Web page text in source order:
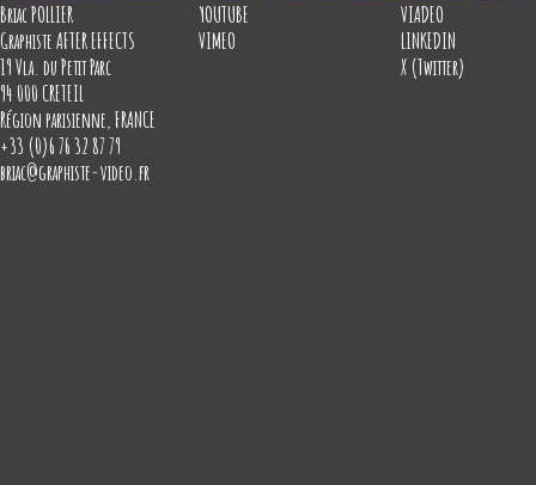
Briac POLLIER
Graphiste AFTER EFFECTS
19 Vla. du Petit Parc
94 000 CRETEIL
Région parisienne FRANCE
+33 (0)6 76 32 87 79
briac@graphiste-video.fr
YOUTUBE
VIMEO
VIADEO
LINKEDIN
X (Twitter)